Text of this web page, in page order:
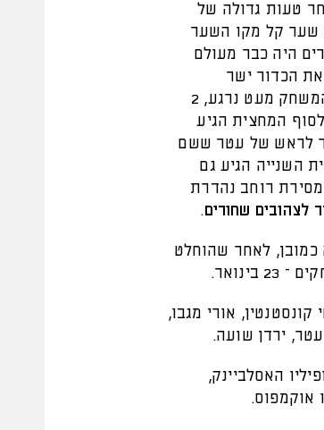
טעות גדולה של
שער קל מקו השער
היה כבר מעולם
הכדור ישר
לחיבורים של לבקוביץ׳. 0:2 גדול ב-12 דקות. בשלב הזה המשחק מעט נרגע, 2
אך בלי מצבים גדולים. 5 דקות לסוף המחצית הגיע
לראש של עטר ששם
דקות לתוך המחצית השנייה הגיע גם
מסירת רוחב נהדרת
.
לאחר שהוחלט
אורי מגבו,
ירדן שועה.
האסלביינק,
אוקמפוס.